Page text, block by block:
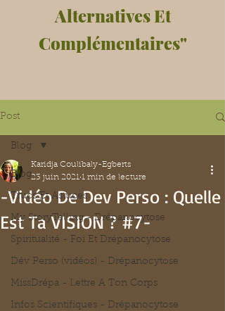
Alternatives Et
Complémentaires"
Post
Blog
Trucs Et Astuces
My StoryTelling - Drépanocytose
Spiritualité - Foi Et Drépanocytose
Dév Perso (vidéos) - Drépanocytose
MissDrépa - Lettre A Ton Corps
Infos Scientifiques - Drépanocytose
Blog
-Vidéo De Dev Perso : Quelle
Est Ta VISION ? #7-
Karidja Coulibaly-Egberts
23 juin 2021 1 min de lecture